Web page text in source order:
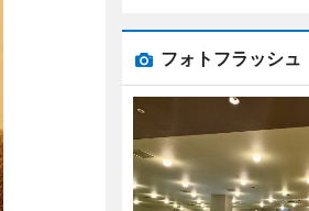
フォトフラッシュ